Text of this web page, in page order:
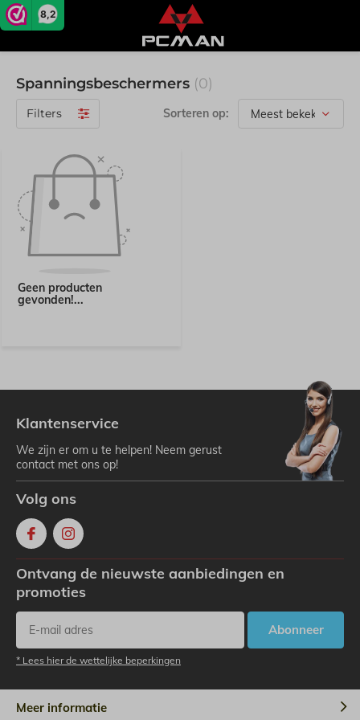
8,2
Spanningsbeschermers (0)
Filters Sorteren op:
Geen producten
gevonden!...
Klantenservice
We zijn er om u te helpen! Neem gerust
contact met ons op!
Volg ons
Ontvang de nieuwste aanbiedingen en
promoties
Abonneer
* Lees hier de wettelijke beperkingen
Meer informatie